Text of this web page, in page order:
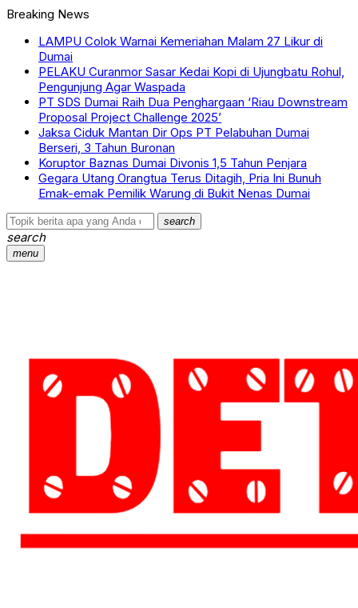
Breaking News
LAMPU Colok Warnai Kemeriahan Malam 27 Likur di
Dumai
PELAKU Curanmor Sasar Kedai Kopi di Ujungbatu Rohul,
Pengunjung Agar Waspada
PT SDS Dumai Raih Dua Penghargaan ‘Riau Downstream
Proposal Project Challenge 2025’
Jaksa Ciduk Mantan Dir Ops PT Pelabuhan Dumai
Berseri, 3 Tahun Buronan
Koruptor Baznas Dumai Divonis 1,5 Tahun Penjara
Gegara Utang Orangtua Terus Ditagih, Pria Ini Bunuh
Emak-emak Pemilik Warung di Bukit Nenas Dumai
search
search
menu